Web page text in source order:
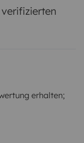
erhalten;